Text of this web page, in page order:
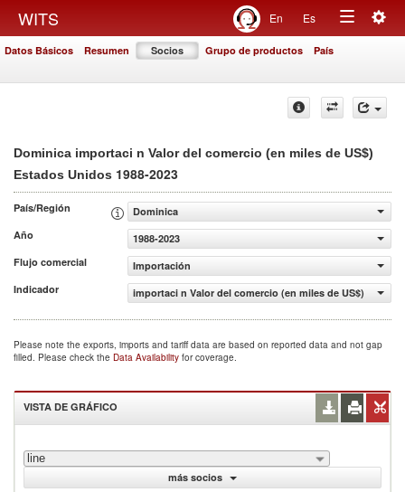
WITS En Es
Toggle
Datos Básicos Resumen Socios Grupo de productos País
Dominica importaci n Valor del comercio (en miles de US$)
Estados Unidos 1988-2023
País/Región
Dominica
Año
1988-2023
Flujo comercial
Importación
Indicador
importaci n Valor del comercio (en miles de US$)
Please note the exports, imports and tariff data are based on reported data and not gap
filled. Please check the Data Availability for coverage.
VISTA DE GRÁFICO
line
más socios